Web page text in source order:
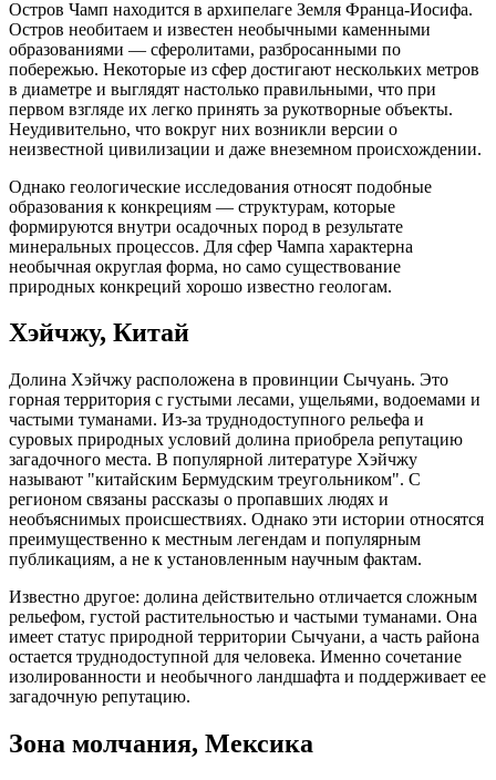
Остров Чамп находится в архипелаге Земля Франца-Иосифа.
Остров необитаем и известен необычными каменными
образованиями — сферолитами, разбросанными по
побережью. Некоторые из сфер достигают нескольких метров
в диаметре и выглядят настолько правильными, что при
первом взгляде их легко принять за рукотворные объекты.
Неудивительно, что вокруг них возникли версии о
неизвестной цивилизации и даже внеземном происхождении.
Однако геологические исследования относят подобные
образования к конкрециям — структурам, которые
формируются внутри осадочных пород в результате
минеральных процессов. Для сфер Чампа характерна
необычная округлая форма, но само существование
природных конкреций хорошо известно геологам.
Хэйчжу, Китай
Долина Хэйчжу расположена в провинции Сычуань. Это
горная территория с густыми лесами, ущельями, водоемами и
частыми туманами. Из-за труднодоступного рельефа и
суровых природных условий долина приобрела репутацию
загадочного места. В популярной литературе Хэйчжу
называют "китайским Бермудским треугольником". С
регионом связаны рассказы о пропавших людях и
необъяснимых происшествиях. Однако эти истории относятся
преимущественно к местным легендам и популярным
публикациям, а не к установленным научным фактам.
Известно другое: долина действительно отличается сложным
рельефом, густой растительностью и частыми туманами. Она
имеет статус природной территории Сычуани, а часть района
остается труднодоступной для человека. Именно сочетание
изолированности и необычного ландшафта и поддерживает ее
загадочную репутацию.
Зона молчания, Мексика